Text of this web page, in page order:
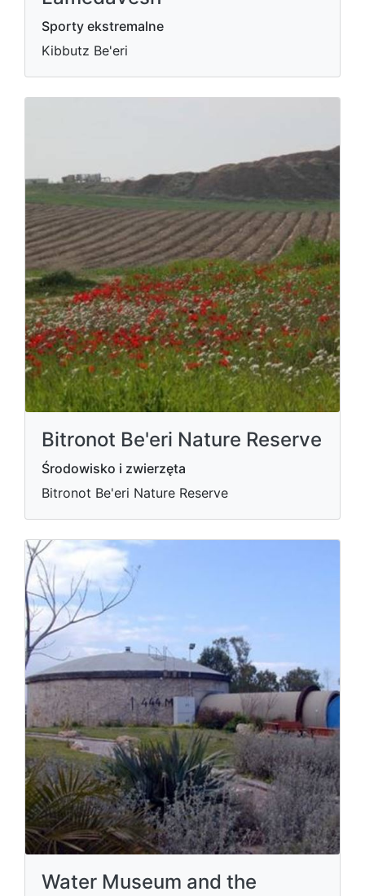
Sporty ekstremalne
Kibbutz Be'eri
Bitronot Be'eri Nature Reserve
Środowisko i zwierzęta
Bitronot Be'eri Nature Reserve
Water Museum and the